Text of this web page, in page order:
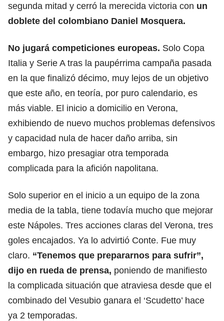
segunda mitad y cerró la merecida victoria con un
doblete del colombiano Daniel Mosquera.
No jugará competiciones europeas. Solo Copa
Italia y Serie A tras la paupérrima campaña pasada
en la que finalizó décimo, muy lejos de un objetivo
que este año, en teoría, por puro calendario, es
más viable. El inicio a domicilio en Verona,
exhibiendo de nuevo muchos problemas defensivos
y capacidad nula de hacer daño arriba, sin
embargo, hizo presagiar otra temporada
complicada para la afición napolitana.
Solo superior en el inicio a un equipo de la zona
media de la tabla, tiene todavía mucho que mejorar
este Nápoles. Tres acciones claras del Verona, tres
goles encajados. Ya lo advirtió Conte. Fue muy
claro. “Tenemos que prepararnos para sufrir”,
dijo en rueda de prensa, poniendo de manifiesto
la complicada situación que atraviesa desde que el
combinado del Vesubio ganara el ‘Scudetto’ hace
ya 2 temporadas.